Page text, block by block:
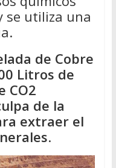
se utiliza una
de Cobre
Litros de
CO2
de la
extraer el
.